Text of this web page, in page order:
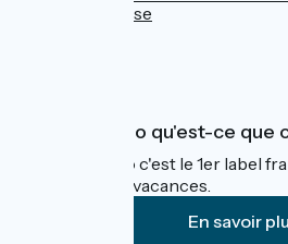
Espace Presse
Accueil Vélo qu'est-ce que
Accueil Vélo c'est le 1er label
cyclistes en vacances.
En savoir